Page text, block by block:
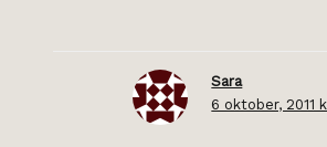
Sara
6 oktober, 2011